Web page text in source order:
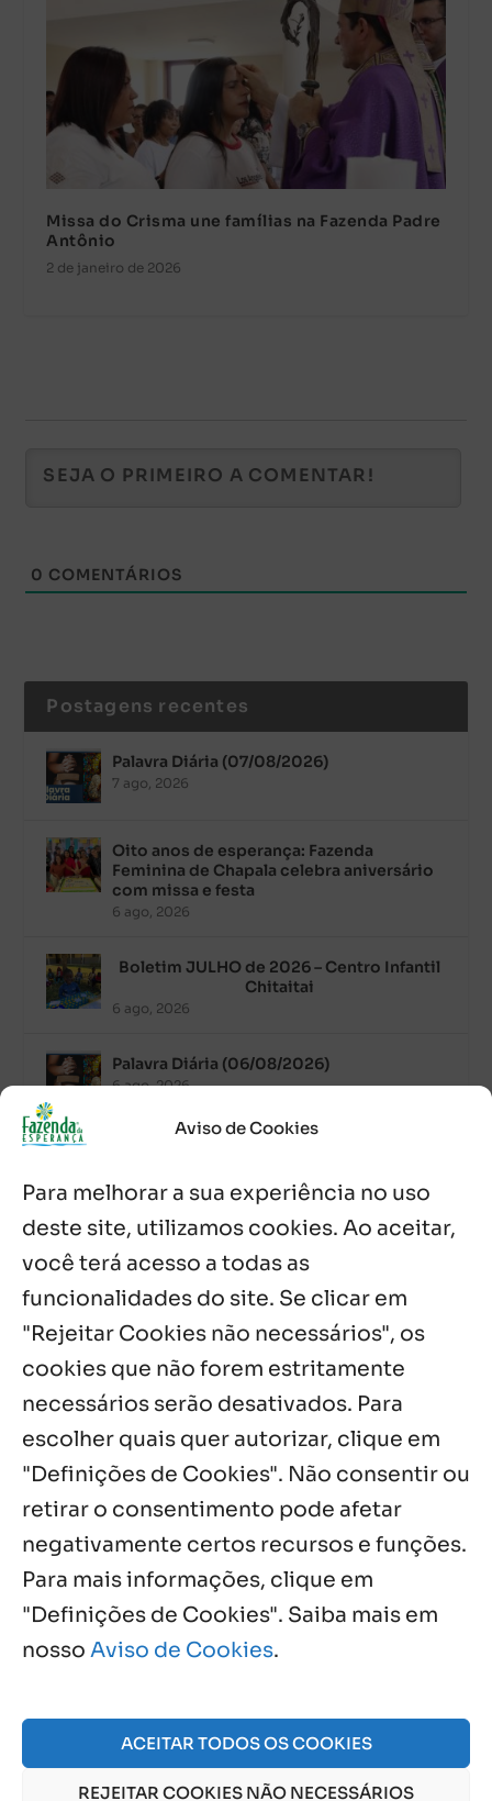
Aviso de Cookies
Para melhorar a sua experiência no uso
deste site, utilizamos cookies. Ao aceitar,
você terá acesso a todas as
funcionalidades do site. Se clicar em
"Rejeitar Cookies não necessários", os
cookies que não forem estritamente
necessários serão desativados. Para
escolher quais quer autorizar, clique em
"Definições de Cookies". Não consentir ou
retirar o consentimento pode afetar
negativamente certos recursos e funções.
Para mais informações, clique em
"Definições de Cookies". Saiba mais em
nosso Aviso de Cookies.
ACEITAR TODOS OS COOKIES
REJEITAR COOKIES NÃO NECESSÁRIOS
Missa do Crisma une famílias na Fazenda Padre
Antônio
2 de janeiro de 2026
0 COMENTÁRIOS
Postagens recentes
Palavra Diária (07/08/2026)
7 ago, 2026
Oito anos de esperança: Fazenda
Feminina de Chapala celebra aniversário
com missa e festa
6 ago, 2026
Boletim JULHO de 2026 – Centro Infantil
Chitaitai
6 ago, 2026
Palavra Diária (06/08/2026)
6 ago, 2026
de Guadalajara
Fazenda Dom Mário comemora 5 anos
com testemunhos e missa em São
Cristóvão
5 ago, 2026
Notícias por Categoria
Próximos Eventos
Agosto, 2026